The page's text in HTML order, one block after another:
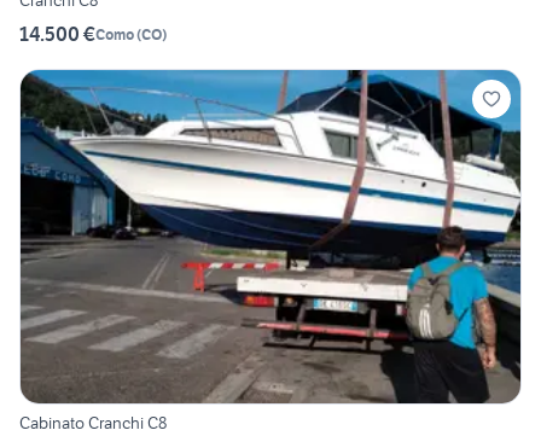
14.500 €Como(CO)
Cabinato Cranchi C8